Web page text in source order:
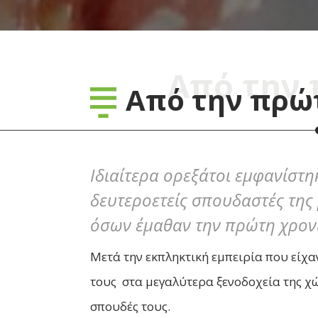
Από την
Από την
Ιδιαίτερα ορεξάτοι
δευτεροετείς σπουδαστές της
όσων έμαθαν την πρώτη
Μετά την εκπληκτική εμπειρία που
τους στα μεγαλύτερα ξενοδοχεία της
σπουδές τους.